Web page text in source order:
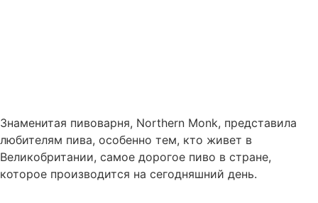
Знаменитая пивоварня, Northern Monk, представила
любителям пива, особенно тем, кто живет в
Великобритании, самое дорогое пиво в стране,
которое производится на сегодняшний день.